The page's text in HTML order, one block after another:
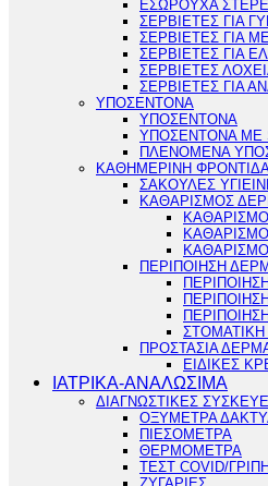
ΕΣΩΡΟΥΧΑ
ΣΕΡΒΙΕΤΕΣ ΓΙΑ
ΣΕΡΒΙΕΤΕΣ ΓΙΑ
ΣΕΡΒΙΕΤΕΣ ΓΙΑ
ΣΕΡΒΙΕΤΕΣ
ΣΕΡΒΙΕΤΕΣ ΓΙΑ
ΥΠΟΣΕΝΤΟΝΑ
ΥΠΟΣΕΝΤΟΝΑ
ΥΠΟΣΕΝΤΟΝΑ ΜΕ
ΠΛΕΝΟΜΕΝΑ
ΚΑΘΗΜΕΡΙΝΗ
ΣΑΚΟΥΛΕΣ
ΚΑΘΑΡΙΣΜΟΣ
ΠΕΡΙΠΟΙΗΣΗ
ΣΤΟΜΑΤΙΚΗ
ΠΡΟΣΤΑΣΙΑ
ΕΙΔΙΚΕΣ
ΙΑΤΡΙΚΑ-ΑΝΑΛΩΣΙΜΑ
ΔΙΑΓΝΩΣΤΙΚΕΣ
ΟΞΥΜΕΤΡΑ
ΠΙΕΣΟΜΕΤΡΑ
ΘΕΡΜΟΜΕΤΡΑ
ΤΕΣΤ COVID/